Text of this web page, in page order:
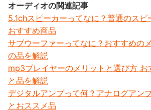
オーディオの関連記事
5.1chスピーカーってなに？普通のスピ
おすすめ商品
サブウーファーってなに？おすすめの
の品を解説
mp3プレイヤーのメリットと選び方 お
と品を解説
デジタルアンプって何？アナログアン
とおススメ品